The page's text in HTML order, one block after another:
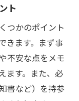
ト
つかのポイント
きます。まず事
不安な点をメモ
ます。また、必
書など）を持参